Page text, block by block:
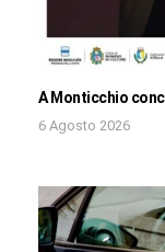
A Monticchio
6 Agosto 2026